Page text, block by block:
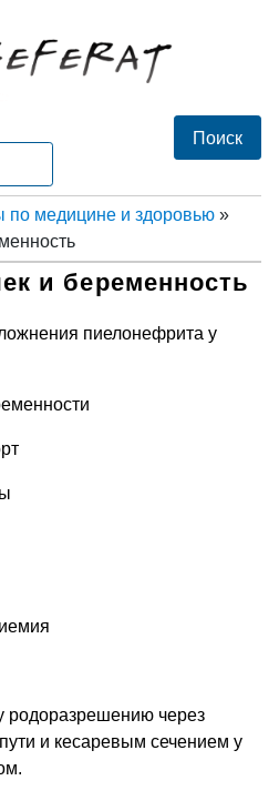
по медицине и здоровью »
и беременность
пиелонефрита у
родоразрешению через
и кесаревым сечением у